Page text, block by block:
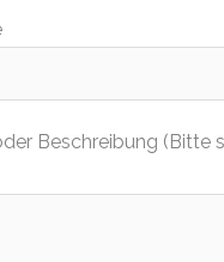
Beschreibung (Bitte